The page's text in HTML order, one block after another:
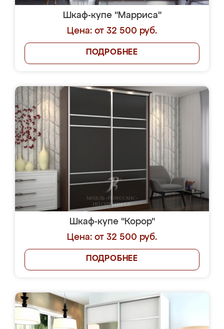
Шкаф-купе "Марриса"
Цена: от 32 500 руб.
ПОДРОБНЕЕ
Шкаф-купе "Корор"
Цена: от 32 500 руб.
ПОДРОБНЕЕ